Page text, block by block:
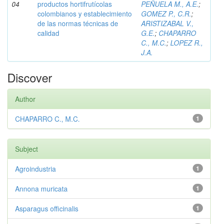
04
productos hortifrutícolas
colombianos y establecimiento
de las normas técnicas de
calidad
PEÑUELA M., A.E.;
GOMEZ P., C.R.;
ARISTIZABAL V.,
G.E.; CHAPARRO
C., M.C.; LOPEZ R.,
J.A.
Discover
Author
1
CHAPARRO C., M.C.
Subject
1
Agroindustria
1
Annona muricata
1
Asparagus officinalis